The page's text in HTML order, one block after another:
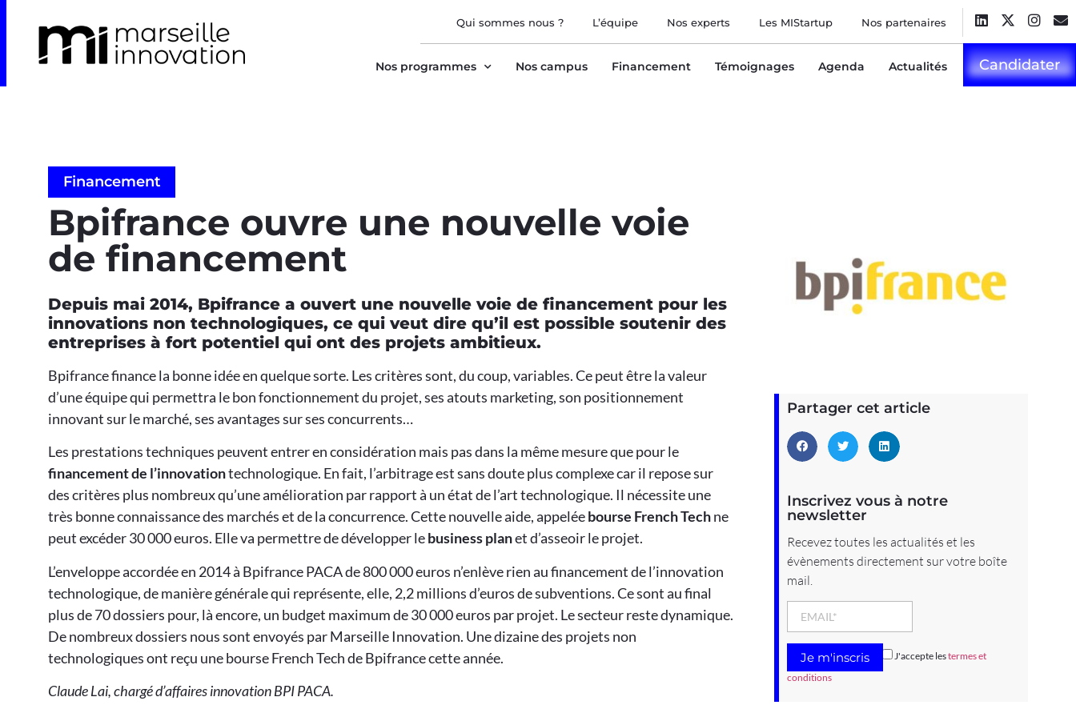
Qui sommes nous ? L’équipe Nos experts Les MIStartup Nos partenaires
Nos programmes Nos campus Financement Témoignages Agenda Actualités Candidater
Financement
Bpifrance ouvre une nouvelle voie
de financement
Depuis mai 2014, Bpifrance a ouvert une nouvelle voie de financement pour les
innovations non technologiques, ce qui veut dire qu’il est possible soutenir des
entreprises à fort potentiel qui ont des projets ambitieux.
Bpifrance finance la bonne idée en quelque sorte. Les critères sont, du coup, variables. Ce peut être la valeur
d’une équipe qui permettra le bon fonctionnement du projet, ses atouts marketing, son positionnement
innovant sur le marché, ses avantages sur ses concurrents…
Les prestations techniques peuvent entrer en considération mais pas dans la même mesure que pour le
financement de l’innovationtechnologique. En fait, l’arbitrage est sans doute plus complexe car il repose sur
des critères plus nombreux qu’une amélioration par rapport à un état de l’art technologique. Il nécessite une
très bonne connaissance des marchés et de la concurrence. Cette nouvelle aide, appeléebourse French Techne
peut excéder 30 000 euros. Elle va permettre de développer lebusiness planet d’asseoir le projet.
L’enveloppe accordée en 2014 à Bpifrance PACA de 800 000 euros n’enlève rien au financement de l’innovation
technologique, de manière générale qui représente, elle, 2,2 millions d’euros de subventions. Ce sont au final
plus de 70 dossiers pour, là encore, un budget maximum de 30 000 euros par projet. Le secteur reste dynamique.
De nombreux dossiers nous sont envoyés par Marseille Innovation. Une dizaine des projets non
technologiques ont reçu une bourse French Tech de Bpifrance cette année.
Claude Lai, chargé d’affaires innovation BPI PACA.
Partager cet article
Inscrivez vous à notre
newsletter
Recevez toutes les actualités et les
évènements directement sur votre boîte
mail.
J'accepte lestermes et
conditions